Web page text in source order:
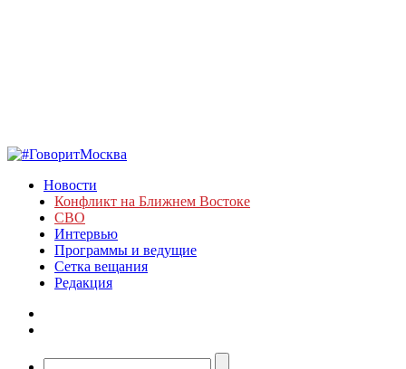
Новости
Конфликт на Ближнем Востоке
СВО
Интервью
Программы и ведущие
Сетка вещания
Редакция